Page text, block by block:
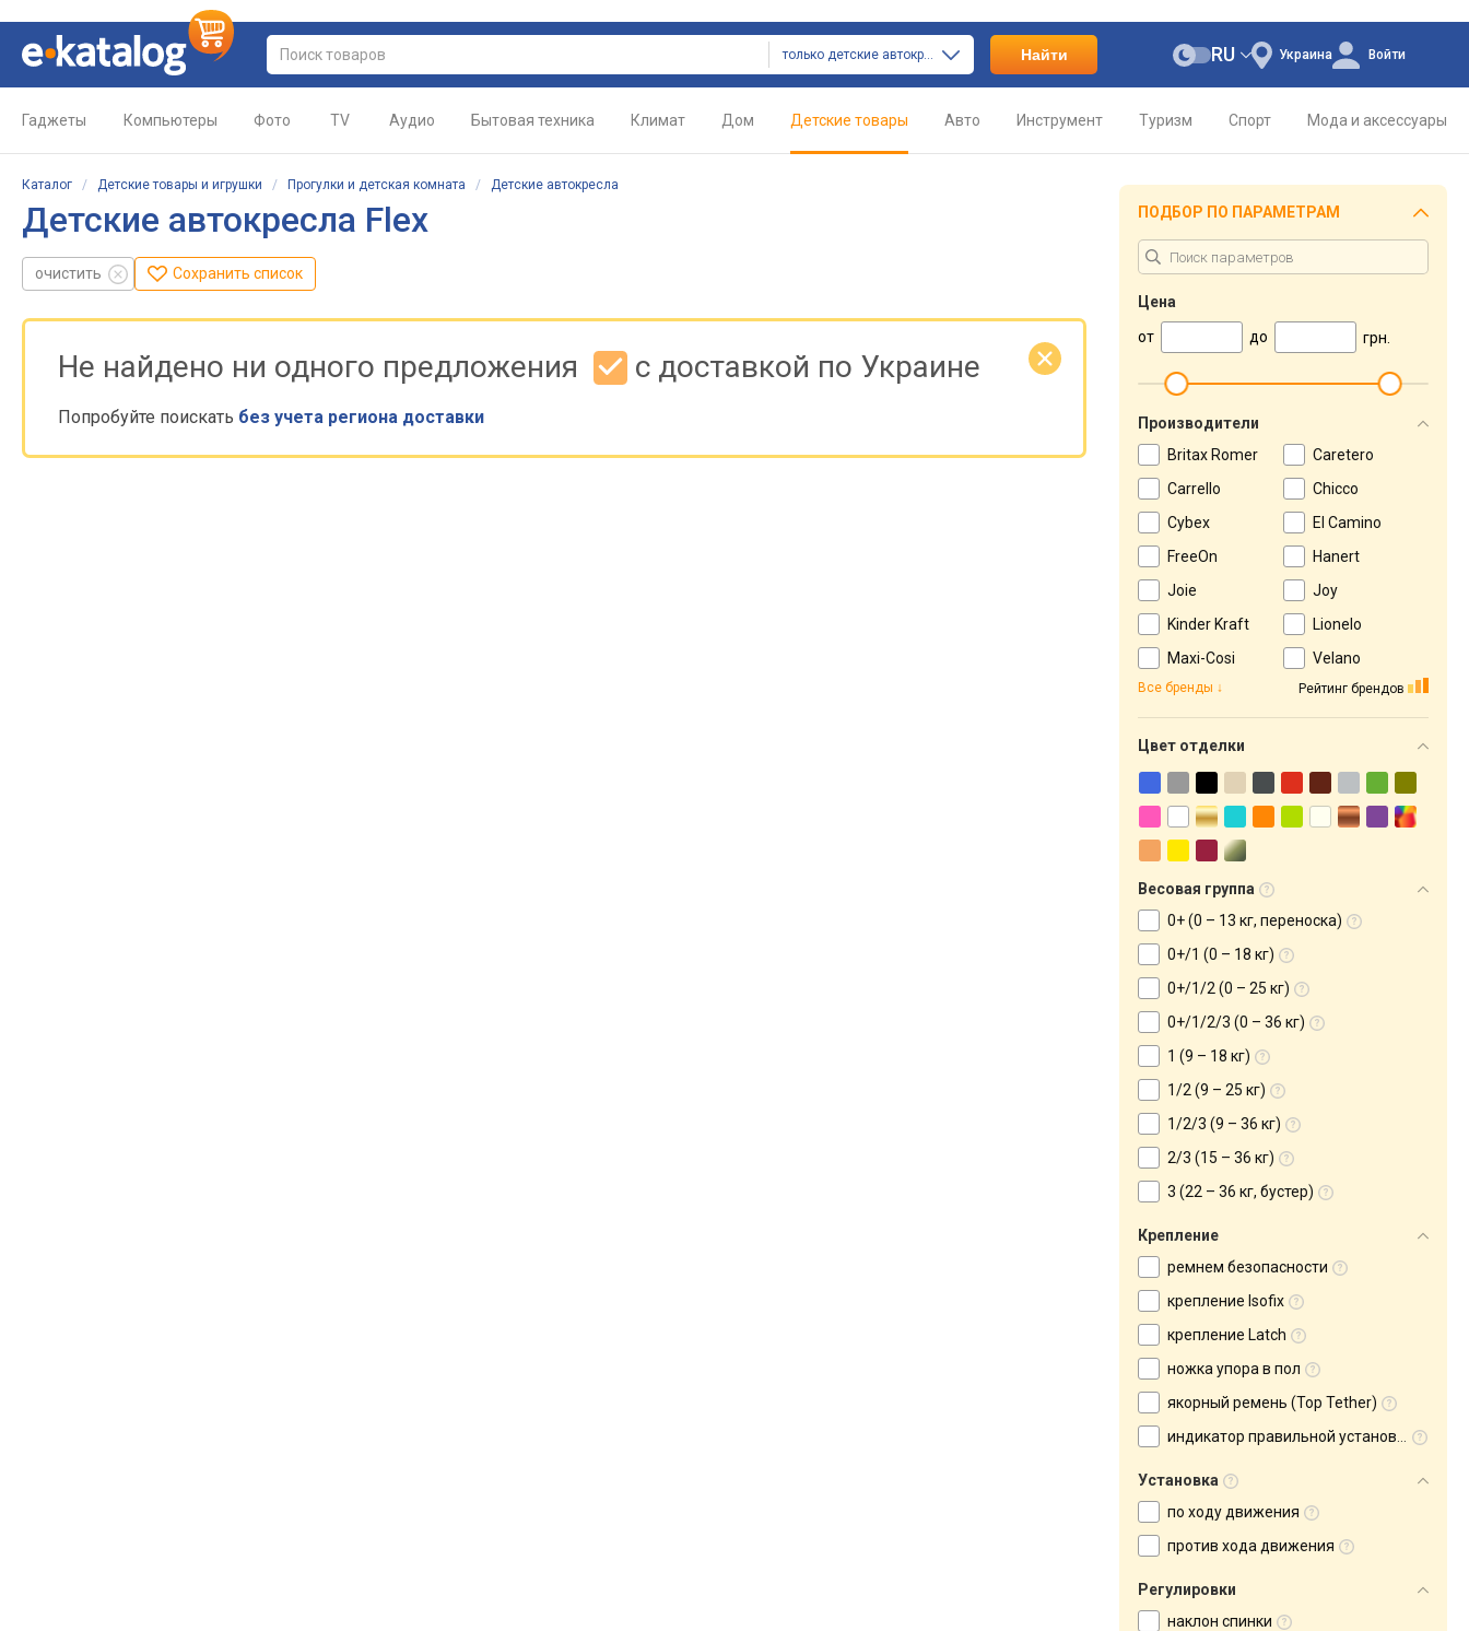
только детские автокресла Найти Украина
RU Войти
Гаджеты Компьютеры Фото TV Аудио Бытовая техника Климат Дом Детские товары Авто Инструмент Туризм Спорт Мода и аксессуары
Каталог / Детские товары и игрушки / Прогулки и детская комната / Детские автокресла
Детские автокресла Flex
очистить Сохранить список
Не найдено ни одного предложения с доставкой по Украине
Попробуйте поискать без учета региона доставки
ПОДБОР ПО ПАРАМЕТРАМ
Цена
от
до грн.
Производители
Britax Romer
Caretero
Carrello
Chicco
Cybex
El Camino
FreeOn
Hanert
Joie
Joy
Kinder Kraft
Lionelo
Maxi-Cosi
Velano
Рейтинг брендов
Все бренды
Цвет отделки
Весовая группа
0+ (0 – 13 кг, переноска)
0+/1 (0 – 18 кг)
0+/1/2 (0 – 25 кг)
0+/1/2/3 (0 – 36 кг)
1 (9 – 18 кг)
1/2 (9 – 25 кг)
1/2/3 (9 – 36 кг)
2/3 (15 – 36 кг)
3 (22 – 36 кг, бустер)
Крепление
ремнем безопасности
крепление Isofix
крепление Latch
ножка упора в пол
якорный ремень (Top Tether)
индикатор правильной установки
Установка
по ходу движения
против хода движения
Регулировки
наклон спинки